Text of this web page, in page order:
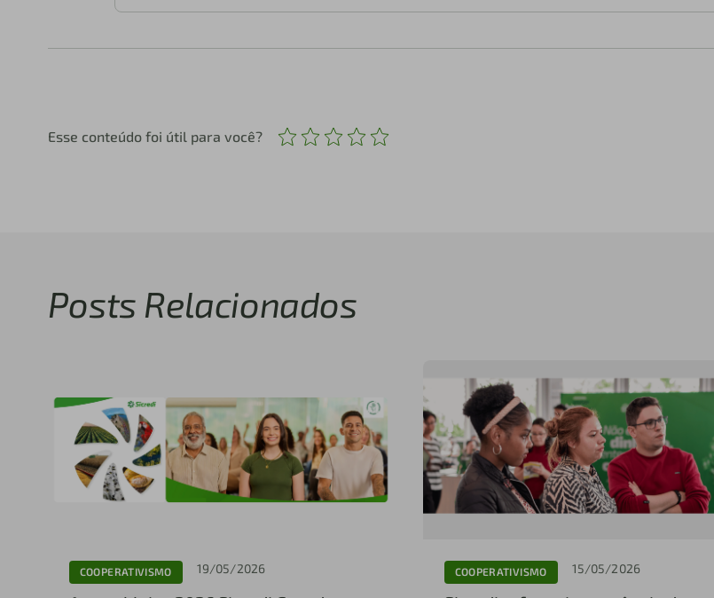
Esse conteúdo foi útil para você?
Posts Relacionados
COOPERATIVISMO 19/05/2026 COOPERATIVISMO 15/05/2026